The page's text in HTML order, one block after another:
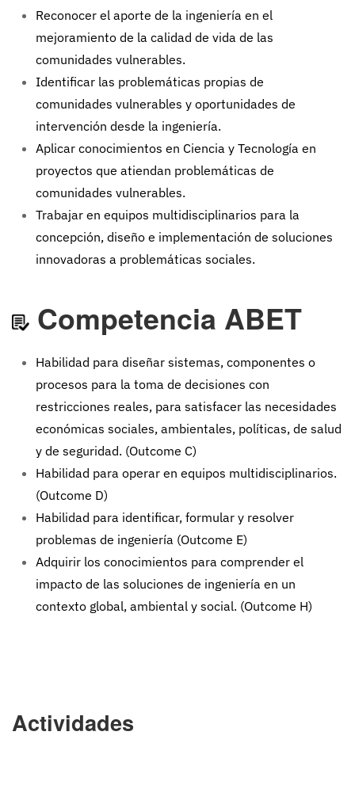
Reconocer el aporte de la ingeniería en el
mejoramiento de la calidad de vida de las
comunidades vulnerables.
Identificar las problemáticas propias de
comunidades vulnerables y oportunidades de
intervención desde la ingeniería.
Aplicar conocimientos en Ciencia y Tecnología en
proyectos que atiendan problemáticas de
comunidades vulnerables.
Trabajar en equipos multidisciplinarios para la
concepción, diseño e implementación de soluciones
innovadoras a problemáticas sociales.
Competencia ABET
Habilidad para diseñar sistemas, componentes o
procesos para la toma de decisiones con
restricciones reales, para satisfacer las necesidades
económicas sociales, ambientales, políticas, de salud
y de seguridad. (Outcome C)
Habilidad para operar en equipos multidisciplinarios.
(Outcome D)
Habilidad para identificar, formular y resolver
problemas de ingeniería (Outcome E)
Adquirir los conocimientos para comprender el
impacto de las soluciones de ingeniería en un
contexto global, ambiental y social. (Outcome H)
Actividades